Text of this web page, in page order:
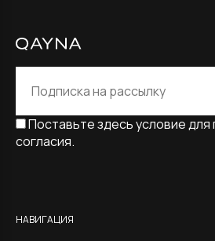
Поставьте здесь условие для
согласия.
НАВИГАЦИЯ